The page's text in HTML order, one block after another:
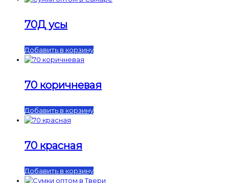
70Д усы
Добавить в корзину
70 коричневая
Добавить в корзину
70 красная
Добавить в корзину